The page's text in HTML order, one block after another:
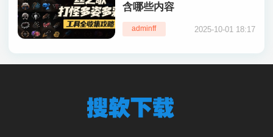
含哪些内容
adminff 2025-10-01 18:17